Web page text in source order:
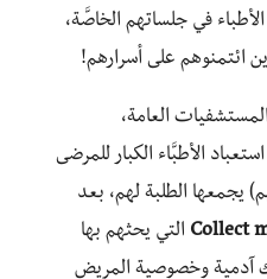
في جلساتهم الخاصَّة،
ائتمنوهم على أسرارهم!
العامة،
الأطبَّاء الكبار للمرضى
يجمعها الطلبة لهم، بعد
Collect التي يحثهم بها
آدمية وخصوصية المريض